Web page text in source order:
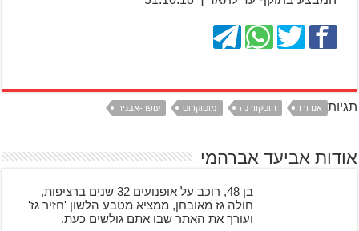
תגיות אנדורו הוסקוורנה מוטוקרוס עופר-אבניר
אודות אביעד אברהמי
בן 48, רוכב על אופנועים 32 שנים ברציפות,
חולה גז מאובחן, ממציא מטבע הלשון 'חזיר גז'
ועורך את האתר שבו אתם גולשים כעת.